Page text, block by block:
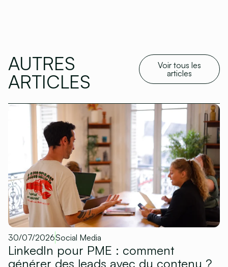
AUTRES
ARTICLES
Voir tous les
articles
30/07/2026Social Media
LinkedIn pour PME : comment
générer des leads avec du contenu ?